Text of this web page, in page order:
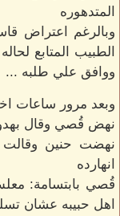
المتدهوره
وبالرغم اعتراض
الطبيب المتابع
ووافق علي طلبه ...
وبعد مرور ساعات
نهض قُصي وقال بهدوء
نهضت حنين وقالت
انهارده
قُصي بابتسامة:
اهل حبيبه عشان